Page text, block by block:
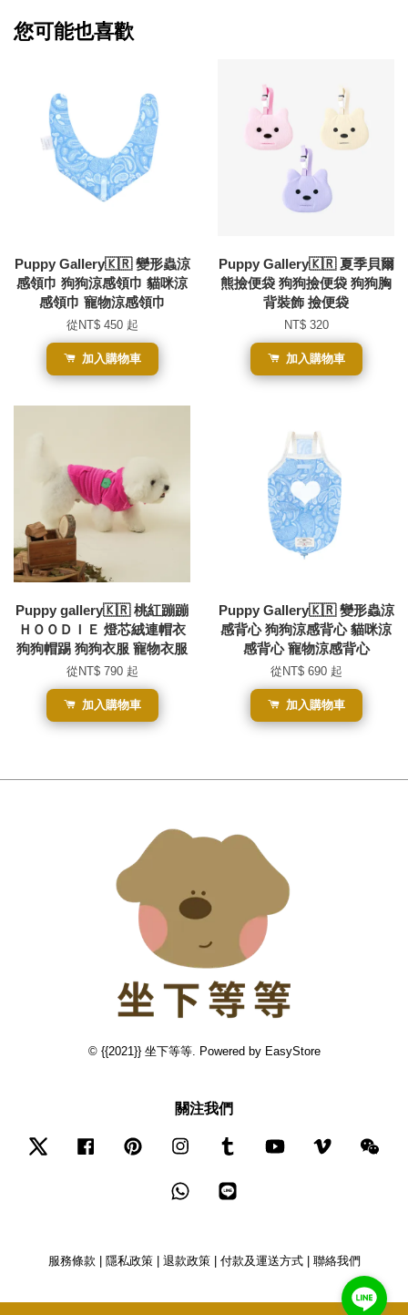
您可能也喜歡
Puppy Gallery🇰🇷 變形蟲涼
感領巾 狗狗涼感領巾 貓咪涼
感領巾 寵物涼感領巾
從NT$ 450 起
加入購物車
Puppy Gallery🇰🇷 夏季貝爾
熊撿便袋 狗狗撿便袋 狗狗胸
背裝飾 撿便袋
NT$ 320
加入購物車
Puppy gallery🇰🇷 桃紅蹦蹦
ＨＯＯＤＩＥ 燈芯絨連帽衣
狗狗帽踢 狗狗衣服 寵物衣服
從NT$ 790 起
加入購物車
Puppy Gallery🇰🇷 變形蟲涼
感背心 狗狗涼感背心 貓咪涼
感背心 寵物涼感背心
從NT$ 690 起
加入購物車
© {{2021}} 坐下等等. Powered by EasyStore
關注我們
Twitter Facebook Pinterest Instagram Tumblr YouTube Vimeo
Whatsapp
服務條款 | 隱私政策| 退款政策| 付款及運送方式| 聯絡我們